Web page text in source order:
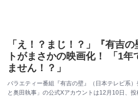
「え！？まじ！？」『有吉
トがまさかの映画化！ 「1
ません！？」
バラエティー番組『有吉の壁』（日本テレビ系
と奥田執事」の公式Xアカウントは12月10日、